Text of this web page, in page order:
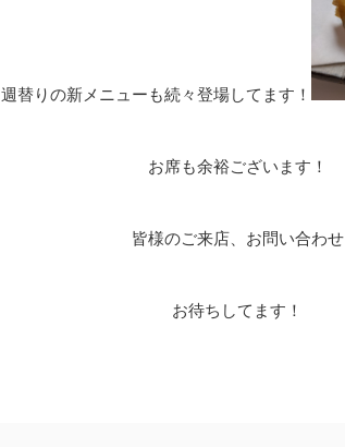
週替りの新メニューも続々登場してます！
お席も余裕ございます！
皆様のご来店、お問い合わせ
お待ちしてます！